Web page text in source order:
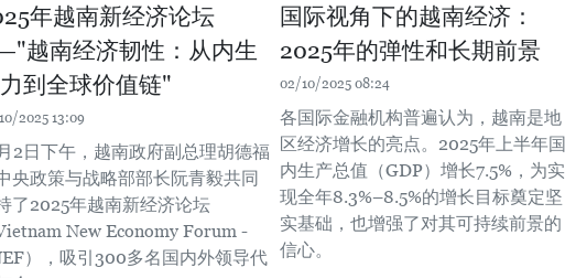
年越南新经济论坛
越南经济韧性：从内生
到全球价值链"
2025 13:09
2日下午，越南政府副总理胡德福
央政策与战略部部长阮青毅共同
了2025年越南新经济论坛
Vietnam New Economy Forum -
），吸引300多名国内外领导代
国际视角下的越南经济：
2025年的弹性和长期前景
02/10/2025 08:24
各国际金融机构普遍认为，越南是地
区经济增长的亮点。2025年上半年国
内生产总值（GDP）增长7.5%，为实
现全年8.3%–8.5%的增长目标奠定坚
实基础，也增强了对其可持续前景的
信心。